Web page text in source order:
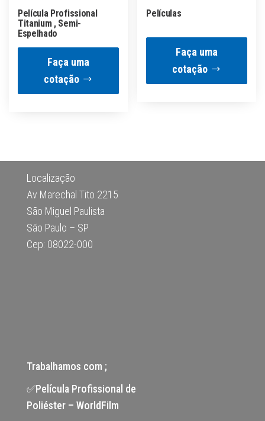
Película Profissional
Titanium , Semi-
Espelhado
Faça uma
cotação
Películas
Faça uma
cotação
Localização
Av Marechal Tito 2215
São Miguel Paulista
São Paulo – SP
Cep: 08022-000
Trabalhamos com ;
✅Película Profissional de
Poliéster – WorldFilm